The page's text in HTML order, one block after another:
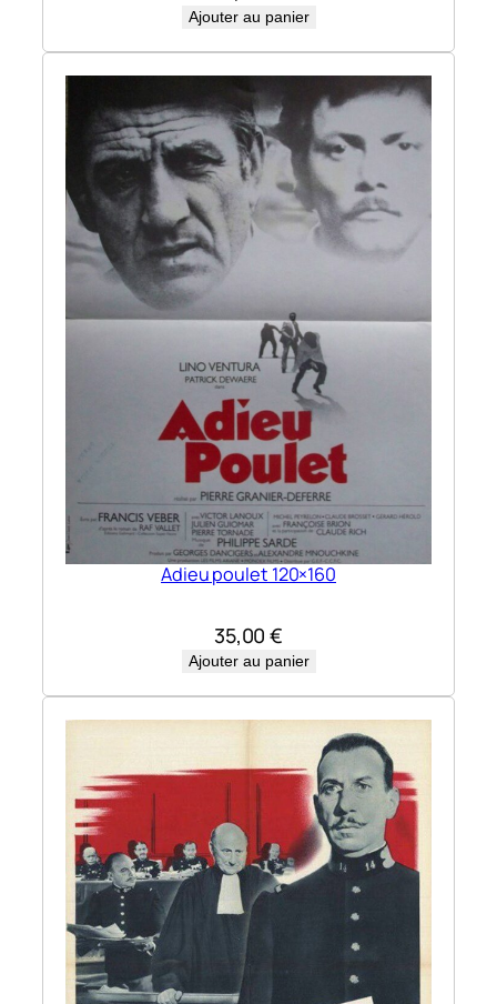
Ajouter au panier
Adieu poulet 120×160
35,00€
Ajouter au panier